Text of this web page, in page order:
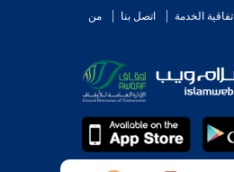
اتفاقية الخدمة اتصل بنا
من